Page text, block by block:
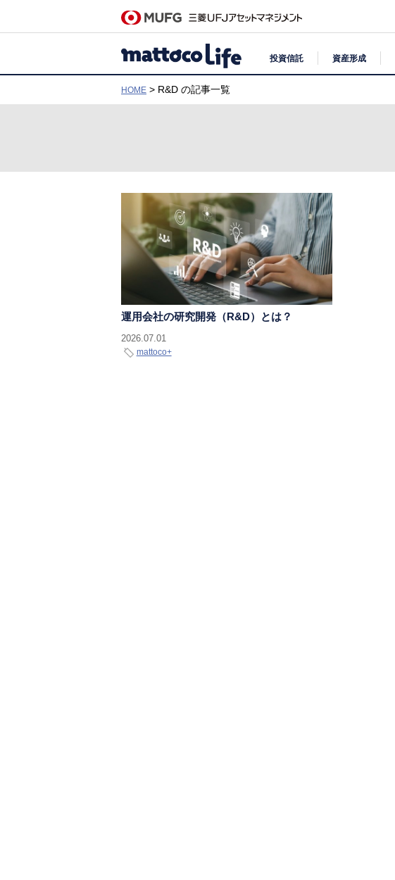
投資信託 資産形成
HOME > R&D の記事一覧
運用会社の研究開発（R&D）とは？
2026.07.01
mattoco+